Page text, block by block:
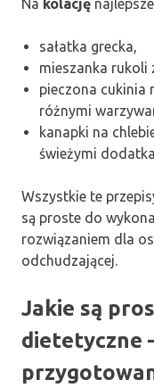
Na kolację
sałatka grecka,
mieszanka rukoli
pieczona cukinia
różnymi
kanapki na
świeżymi
Wszystkie te
są proste do
rozwiązaniem dla
odchudzającej.
Jakie są
dietetyczne